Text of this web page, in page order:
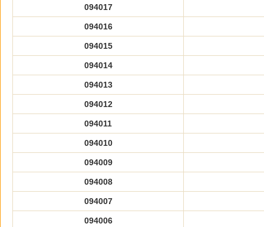
094017
094016
094015
094014
094013
094012
094011
094010
094009
094008
094007
094006